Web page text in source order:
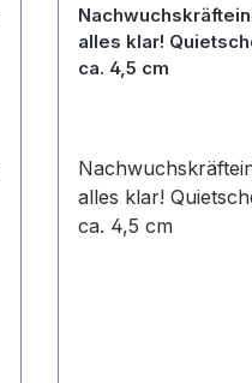
alles klar!
ca. 4,5 cm
alles klar!
ca. 4,5 cm